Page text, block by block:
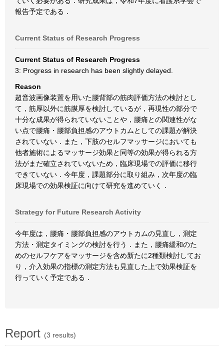
報告予定である．
Current Status of Research Progress
Current Status of Research Progress
3: Progress in research has been slightly delayed.
Reason
超音波画像装置を用いた腰背部の筋肉評価方法の検討とし
て，筋厚以外に筋膜厚を検討しているが，再現性の部分で
十分な成果が得られていないことや，腰痛との関連性がな
い点で腰痛・腰部負担感のアウトカムとしての課題が解決
されていない．また，下肢のセルフマッサージにおいても
他者施術によるマッサージ効果と同等の効果が得られる方
法がまだ確立されていないため，臨床現場での評価に移行
できていない．今年度，課題部分に取り組み，次年度の臨
床現場での効果検証に向けて研究を進めていく．
Strategy for Future Research Activity
今年度は，腰痛・腰部負担感のアウトカムの見直し，測定
方法・測定タイミングの検討を行う．また，腰痛緩和のた
めのセルフケアをマッサージを含め新たに2種類検討してお
り，介入効果の指標の測定方法も見直した上で効果検証を
行っていく予定である．
Report (3 results)